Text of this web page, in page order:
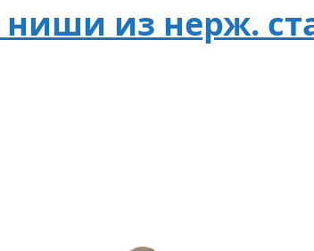
из нерж.